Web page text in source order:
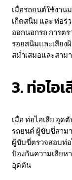
เมื่อรถยนต์ใช้งา
เกิดสนิม และ ท่อร่
ออกนอกรถ การต
รอยสนิมและเสียง
สม่ำเสมอและสา
3. ท่อไอ
เมื่อ ท่อไอเสีย อุ
รถยนต์ ผู้ขับขี่สาม
ผู้ขับขี่ตรวจสอบท่อ
ป้องกันความเสีย
อุดตัน